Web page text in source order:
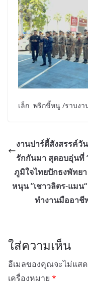
เล็ก พริกขี้หนู /ราบงา
งานปาร์ตี้สังสรรค์วั
รักกันมา สุดอบอุ่นที่
ภูมิใจไทยปักธงพัทยา
หนุน ”เชาวลิตร-แมน
ทำงานมืออาชี
ใส่ความเห็น
อีเมลของคุณจะไม่แส
เครื่องหมาย *